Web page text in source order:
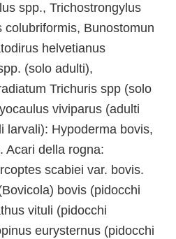
spp., Trichostrongylus
colubriformis, Bunostomun
helvetianus
(solo adulti),
Trichuris spp (solo
viviparus (adulti
larvali): Hypoderma bovis,
Acari della rogna:
scabiei var. bovis.
bovis (pidocchi
vituli (pidocchi
eurysternus (pidocchi